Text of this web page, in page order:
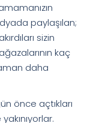
paylaşılan;
sizin
kaç
daha
önce açtıkları